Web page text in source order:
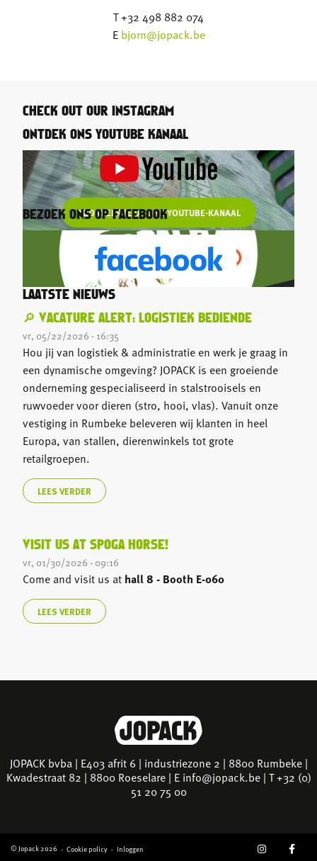
T +32 498 882 074
E bjorn@jopack.be
CHECK OUT OUR INSTAGRAM
ONTDEK ONS YOUTUBE KANAAL
ABONNEER JE OP ONS YOUTUBE-KANAAL
BEZOEK ONS OP FACEBOOK
LAATSTE NIEUWS
🔎 VACATURE ALERT: LOGISTIEK BEDIENDE
vr, 05/22/2026 - 16:35
Hou jij van logistiek & administratie en werk je graag in
een dynamische omgeving? JOPACK is een groeiende
onderneming gespecialiseerd in stalstrooisels en
ruwvoeder voor dieren (stro, hooi, vlas). Vanuit onze
vestiging in Rumbeke beleveren wij klanten in heel
Europa, van stallen, dierenwinkels tot grote
retailgroepen.
LEES VERDER
VISIT US AT SPOGA HORSE!
vr, 01/30/2026 - 09:16
Come and visit us at hall 8 - Booth E-060
LEES VERDER
JOPACK bvba | E403 afrit 6 | industriezone 2 | 8800 Rumbeke |
Kwadestraat 82 | 8800 Roeselare | E info@jopack.be| T +32 (0)
51 20 75 00
© Jopack 2026 Cookie policy Inloggen SOCIAL